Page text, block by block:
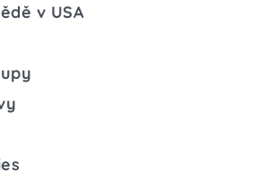
v USA